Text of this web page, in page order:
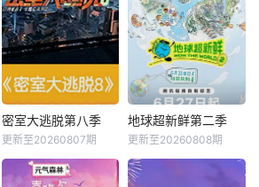
密室大逃脱第八季
更新至20260807期
地球超新鲜第二季
更新至20260808期